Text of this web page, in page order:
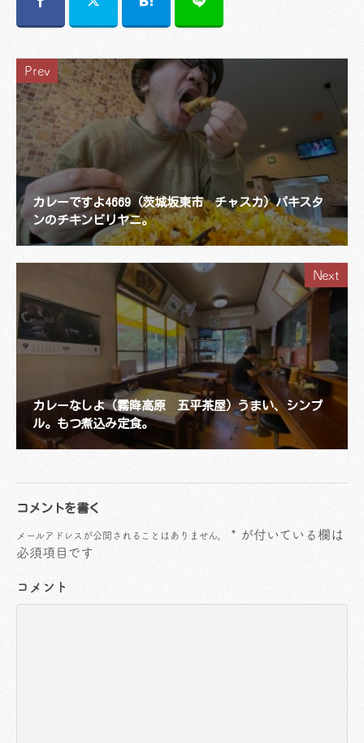
Prev
カレーですよ4669（茨城坂東市 チャスカ）パキスタ
ンのチキンビリヤニ。
Next
カレーなしよ（霧降高原 五平茶屋）うまい、シンプ
ル。もつ煮込み定食。
コメントを書く
メールアドレスが公開されることはありません。 * が付いている欄は
必須項目です
コメント